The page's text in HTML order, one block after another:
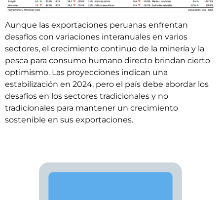
Aunque las exportaciones peruanas enfrentan
desafíos con variaciones interanuales en varios
sectores, el crecimiento continuo de la minería y la
pesca para consumo humano directo brindan cierto
optimismo. Las proyecciones indican una
estabilización en 2024, pero el país debe abordar los
desafíos en los sectores tradicionales y no
tradicionales para mantener un crecimiento
sostenible en sus exportaciones.